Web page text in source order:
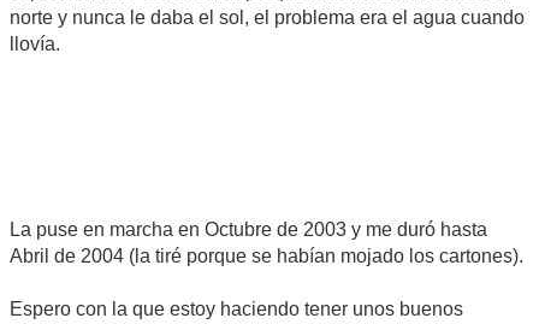
norte y nunca le daba el sol, el problema era el agua cuando
llovía.
La puse en marcha en Octubre de 2003 y me duró hasta
Abril de 2004 (la tiré porque se habían mojado los cartones).
Espero con la que estoy haciendo tener unos buenos